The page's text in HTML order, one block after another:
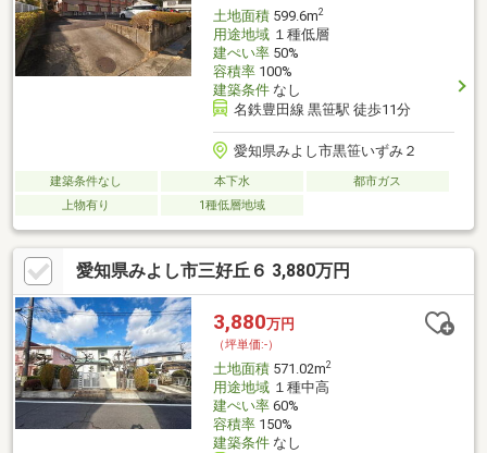
土地面積599.6m2
用途地域１種低層
建ぺい率50%
容積率100%
建築条件なし
名鉄豊田線 黒笹駅 徒歩11分
愛知県みよし市黒笹いずみ２
建築条件なし 本下水
都市ガス
上物有り
1種低層地域
愛知県みよし市三好丘６ 3,880万円
3,880万円
（坪単価:-）
土地面積571.02m2
用途地域１種中高
建ぺい率60%
容積率150%
建築条件なし